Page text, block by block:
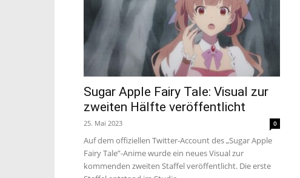
Sugar Apple Fairy Tale: Visual zur
zweiten Hälfte veröffentlicht
25. Mai 2023 0
Auf dem offiziellen Twitter-Account des „Sugar Apple
Fairy Tale”-Anime wurde ein neues Visual zur
kommenden zweiten Staffel veröffentlicht. Die erste